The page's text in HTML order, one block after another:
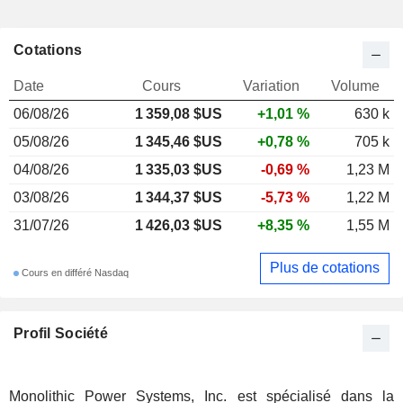
Profil Société
Monolithic Power Systems, Inc. est spécialisé dans la
Cotations
Date Cours Variation
Volume
06/08/26
1 359,08 $US +1,01 %
630 k
05/08/26
1 345,46 $US +0,78 %
705 k
04/08/26
1 335,03 $US -0,69 %
1,23 M
03/08/26
1 344,37 $US -5,73 %
1,22 M
31/07/26
1 426,03 $US +8,35 % 1,55 M
Cours en différé Nasdaq Plus de cotations